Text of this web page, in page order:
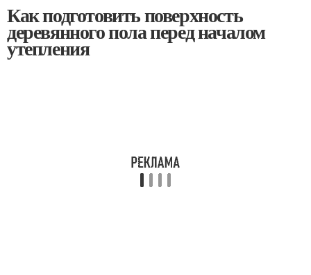
Как подготовить поверхность
деревянного пола перед началом
утепления